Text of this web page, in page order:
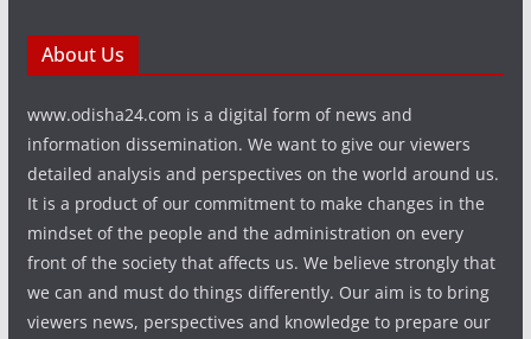
About Us
www.odisha24.com is a digital form of news and
information dissemination. We want to give our viewers
detailed analysis and perspectives on the world around us.
It is a product of our commitment to make changes in the
mindset of the people and the administration on every
front of the society that affects us. We believe strongly that
we can and must do things differently. Our aim is to bring
viewers news, perspectives and knowledge to prepare our